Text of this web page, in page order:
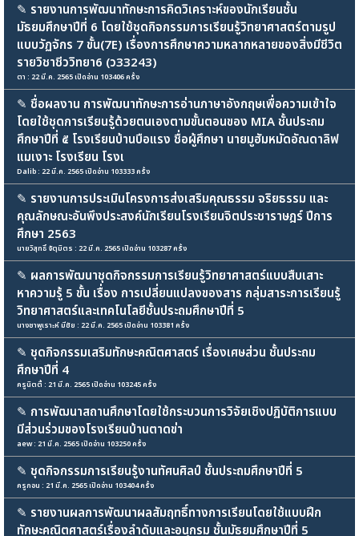
✎ รายงานการพัฒนาทักษะการคิดวิเคราะห์ของนักเรียนชั้น
มัธยมศึกษาปีที่ 6 โดยใช้ชุดกิจกรรมการเรียนรู้วิทยาศาสตร์ตามรูป
แบบวัฏจักร 7 ขั้น(7E) เรื่องการศึกษาความหลากหลายของสิ่งมีชีวิต
รายวิชาชีววิทยา6 (ว33243)
ตา : 22 มี.ค. 2565 เปิดอ่าน 103406 ครั้ง
✎ ชื่อผลงาน การพัฒนาทักษะการอ่านภาษาอังกฤษเพื่อความเข้าใจ
โดยใช้ชุดการเรียนรู้ด้วยตนเองตามขั้นตอนของ MIA ชั้นประถม
ศึกษาปีที่ ๕ โรงเรียนบ้านบือแรง ชื่อผู้ศึกษา นายมูฮัมหมัดอัณดาลิฟ
แมเงาะ โรงเรียน โรงเ
Dalib : 22 มี.ค. 2565 เปิดอ่าน 103333 ครั้ง
✎ รายงานการประเมินโครงการส่งเสริมคุณธรรม จริยธรรม และ
คุณลักษณะอันพึงประสงค์นักเรียนโรงเรียนจิตประชาราษฎร์ ปีการ
ศึกษา 2563
นายวิสุทธิ์ จัตุมิตร : 22 มี.ค. 2565 เปิดอ่าน 103287 ครั้ง
✎ ผลการพัฒนาชุดกิจกรรมการเรียนรู้วิทยาศาสตร์แบบสืบเสาะ
หาความรู้ 5 ขั้น เรื่อง การเปลี่ยนแปลงของสาร กลุ่มสาระการเรียนรู้
วิทยาศาสตร์และเทคโนโลยีชั้นประถมศึกษาปีที่ 5
นางซาพูเราะห์ มีชัย : 22 มี.ค. 2565 เปิดอ่าน 103381 ครั้ง
✎ ชุดกิจกรรมเสริมทักษะคณิตศาสตร์ เรื่องเศษส่วน ชั้นประถม
ศึกษาปีที่ 4
ครูนิตตี้ : 21 มี.ค. 2565 เปิดอ่าน 103245 ครั้ง
✎ การพัฒนาสถานศึกษาโดยใช้กระบวนการวิจัยเชิงปฏิบัติการแบบ
มีส่วนร่วมของโรงเรียนบ้านตาดข่า
aew : 21 มี.ค. 2565 เปิดอ่าน 103250 ครั้ง
✎ ชุดกิจกรรมการเรียนรู้งานทัศนศิลป์ ชั้นประถมศึกษาปีที่ 5
ครูกอน : 21 มี.ค. 2565 เปิดอ่าน 103404 ครั้ง
✎ รายงานผลการพัฒนาผลสัมฤทธิ์ทางการเรียนโดยใช้แบบฝึก
ทักษะคณิตศาสตร์เรื่องลำดับและอนุกรม ชั้นมัธยมศึกษาปีที่ 5